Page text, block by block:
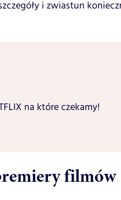
i zwiastun
na które czekamy!
filmów